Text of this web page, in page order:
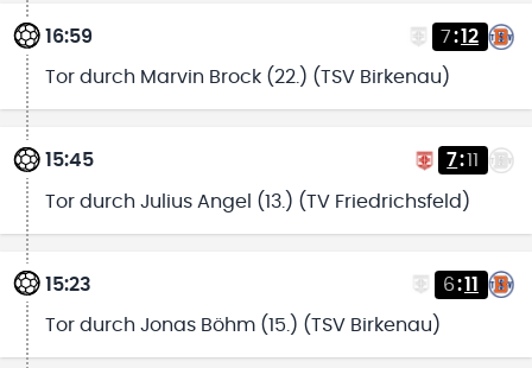
16:59 7:12
Tor durch Marvin Brock (22.) (TSV Birkenau)
15:45 7:11
Tor durch Julius Angel (13.) (TV Friedrichsfeld)
15:23 6:11
Tor durch Jonas Böhm (15.) (TSV Birkenau)